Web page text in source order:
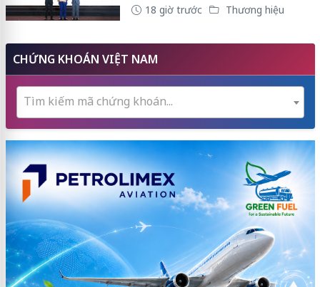
18 giờ trước Thương hiệu
CHỨNG KHOÁN VIỆT NAM
Tìm kiếm mã chứng khoán...